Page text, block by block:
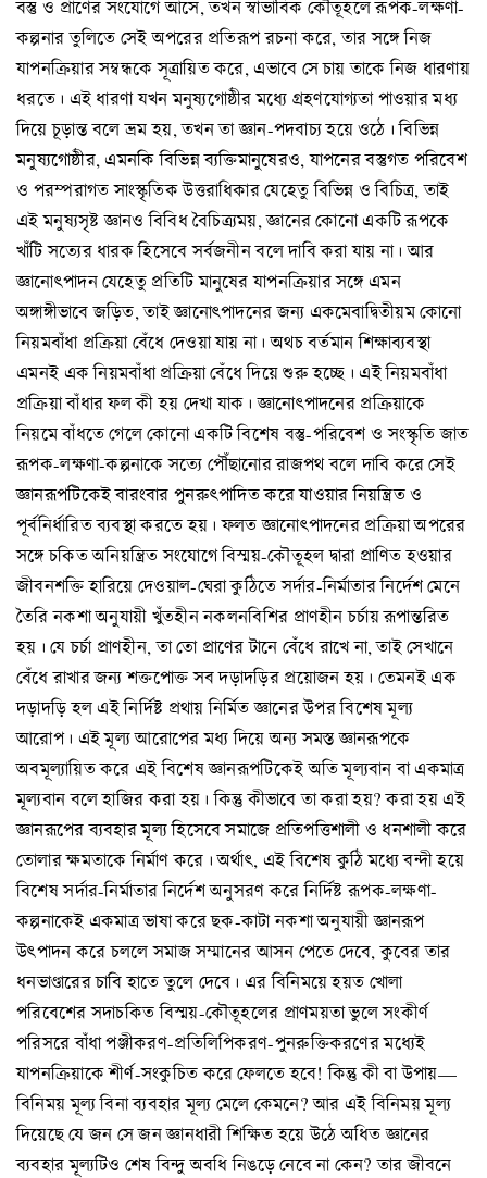
বস্তু ও প্রাণের সংযোগে আসে, তখন স্বাভাবিক কৌতূহলে রূপক-লক্ষণা-
কল্পনার তুলিতে সেই অপরের প্রতিরূপ রচনা করে, তার সঙ্গে নিজ
যাপনক্রিয়ার সম্বন্ধকে সূত্রায়িত করে, এভাবে সে চায় তাকে নিজ ধারণায়
ধরতে। এই ধারণা যখন মনুষ্যগোষ্ঠীর মধ্যে গ্রহণযোগ্যতা পাওয়ার মধ্য
দিয়ে চূড়ান্ত বলে ভ্রম হয়, তখন তা জ্ঞান-পদবাচ্য হয়ে ওঠে। বিভিন্ন
মনুষ্যগোষ্ঠীর, এমনকি বিভিন্ন ব্যক্তিমানুষেরও, যাপনের বস্তুগত পরিবেশ
ও পরম্পরাগত সাংস্কৃতিক উত্তরাধিকার যেহেতু বিভিন্ন ও বিচিত্র, তাই
এই মনুষ্যসৃষ্ট জ্ঞানও বিবিধ বৈচিত্র্যময়, জ্ঞানের কোনো একটি রূপকে
খাঁটি সত্যের ধারক হিসেবে সর্বজনীন বলে দাবি করা যায় না। আর
জ্ঞানোৎপাদন যেহেতু প্রতিটি মানুষের যাপনক্রিয়ার সঙ্গে এমন
অঙ্গাঙ্গীভাবে জড়িত, তাই জ্ঞানোৎপাদনের জন্য একমেবাদ্বিতীয়ম কোনো
নিয়মবাঁধা প্রক্রিয়া বেঁধে দেওয়া যায় না। অথচ বর্তমান শিক্ষাব্যবস্থা
এমনই এক নিয়মবাঁধা প্রক্রিয়া বেঁধে দিয়ে শুরু হচ্ছে। এই নিয়মবাঁধা
প্রক্রিয়া বাঁধার ফল কী হয় দেখা যাক। জ্ঞানোৎপাদনের প্রক্রিয়াকে
নিয়মে বাঁধতে গেলে কোনো একটি বিশেষ বস্তু-পরিবেশ ও সংস্কৃতি জাত
রূপক-লক্ষণা-কল্পনাকে সত্যে পৌঁছানোর রাজপথ বলে দাবি করে সেই
জ্ঞানরূপটিকেই বারংবার পুনরুৎপাদিত করে যাওয়ার নিয়ন্ত্রিত ও
পূর্বনির্ধারিত ব্যবস্থা করতে হয়। ফলত জ্ঞানোৎপাদনের প্রক্রিয়া অপরের
সঙ্গে চকিত অনিয়ন্ত্রিত সংযোগে বিস্ময়-কৌতূহল দ্বারা প্রাণিত হওয়ার
জীবনশক্তি হারিয়ে দেওয়াল-ঘেরা কুঠিতে সর্দার-নির্মাতার নির্দেশ মেনে
তৈরি নকশা অনুযায়ী খুঁতহীন নকলনবিশির প্রাণহীন চর্চায় রূপান্তরিত
হয়। যে চর্চা প্রাণহীন, তা তো প্রাণের টানে বেঁধে রাখে না, তাই সেখানে
বেঁধে রাখার জন্য শক্তপোক্ত সব দড়াদড়ির প্রয়োজন হয়। তেমনই এক
দড়াদড়ি হল এই নির্দিষ্ট প্রথায় নির্মিত জ্ঞানের উপর বিশেষ মূল্য
আরোপ। এই মূল্য আরোপের মধ্য দিয়ে অন্য সমস্ত জ্ঞানরূপকে
অবমূল্যায়িত করে এই বিশেষ জ্ঞানরূপটিকেই অতি মূল্যবান বা একমাত্র
মূল্যবান বলে হাজির করা হয়। কিন্তু কীভাবে তা করা হয়? করা হয় এই
জ্ঞানরূপের ব্যবহার মূল্য হিসেবে সমাজে প্রতিপত্তিশালী ও ধনশালী করে
তোলার ক্ষমতাকে নির্মাণ করে। অর্থাৎ, এই বিশেষ কুঠি মধ্যে বন্দী হয়ে
বিশেষ সর্দার-নির্মাতার নির্দেশ অনুসরণ করে নির্দিষ্ট রূপক-লক্ষণা-
কল্পনাকেই একমাত্র ভাষা করে ছক-কাটা নকশা অনুযায়ী জ্ঞানরূপ
উৎপাদন করে চললে সমাজ সম্মানের আসন পেতে দেবে, কুবের তার
ধনভাণ্ডারের চাবি হাতে তুলে দেবে। এর বিনিময়ে হয়ত খোলা
পরিবেশের সদাচকিত বিস্ময়-কৌতূহলের প্রাণময়তা ভুলে সংকীর্ণ
পরিসরে বাঁধা পঞ্জীকরণ-প্রতিলিপিকরণ-পুনরুক্তিকরণের মধ্যেই
যাপনক্রিয়াকে শীর্ণ-সংকুচিত করে ফেলতে হবে! কিন্তু কী বা উপায়—
বিনিময় মূল্য বিনা ব্যবহার মূল্য মেলে কেমনে? আর এই বিনিময় মূল্য
দিয়েছে যে জন সে জন জ্ঞানধারী শিক্ষিত হয়ে উঠে অধিত জ্ঞানের
ব্যবহার মূল্যটিও শেষ বিন্দু অবধি নিঙড়ে নেবে না কেন? তার জীবনে